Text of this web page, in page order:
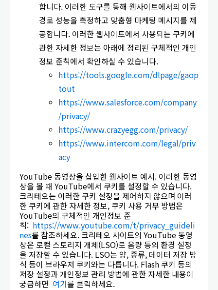
합니다. 이러한 도구를 통해 웹사이트에서의 이동
경로 성능을 측정하고 맞춤형 마케팅 메시지를 제
공합니다. 이러한 웹사이트에서 사용되는 쿠키에
관한 자세한 정보는 아래에 정리된 구체적인 개인
정보 준칙에서 확인하실 수 있습니다.
https://tools.google.com/dlpage/gaop
tout
https://www.salesforce.com/company
/privacy/
https://www.crazyegg.com/privacy/
https://www.intercom.com/legal/priv
acy
YouTube 동영상을 삽입한 웹사이트 예시. 이러한 동영
상을 볼 때 YouTube에서 쿠키를 설정할 수 있습니다.
크리테오는 이러한 쿠키 설정을 제어하지 않으며 이러
한 쿠키에 관한 자세한 정보, 쿠키 사용 거부 방법은
YouTube의 구체적인 개인정보 준
칙: https://www.youtube.com/t/privacy_guideli
nes를 참조하세요. 크리테오 사이트의 YouTube 동영
상은 로컬 스토리지 개체(LSO)로 음량 등의 환경 설정
을 저장할 수 있습니다. LSO는 양, 종류, 데이터 저장 방
식 등이 브라우저 쿠키와는 다릅니다. Flash 쿠키 등의
저장 설정과 개인정보 관리 방법에 관한 자세한 내용이
궁금하면 여기를 클릭하세요.